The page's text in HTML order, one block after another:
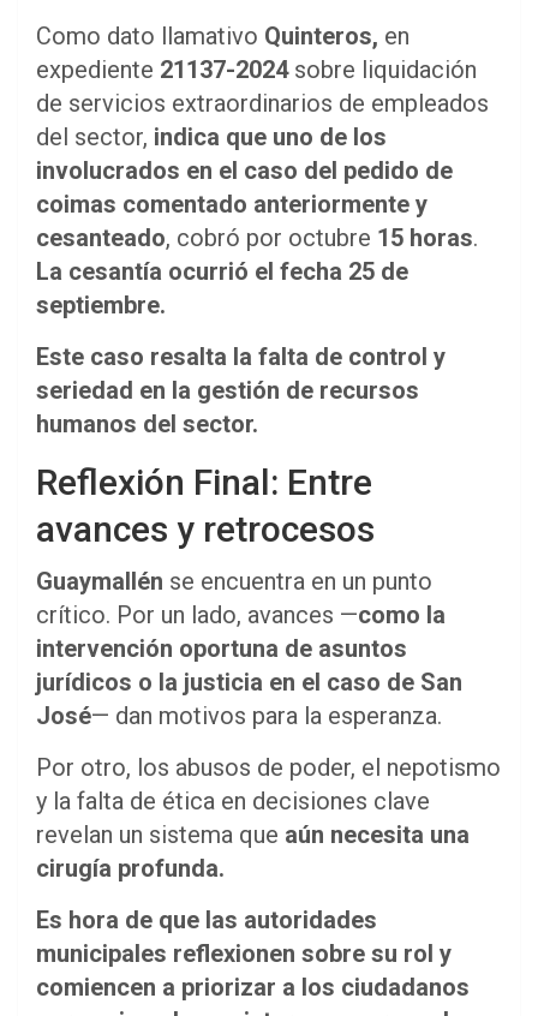
Como dato llamativo Quinteros, en
expediente 21137-2024sobre liquidación
de servicios extraordinarios de empleados
del sector, indica que uno de los
involucrados en el caso del pedido de
coimas comentado anteriormente y
cesanteado, cobró por octubre 15 horas.
La cesantía ocurrió el fecha 25 de
septiembre.
Este caso resalta la falta de control y
seriedad en la gestión de recursos
humanos del sector.
Reflexión Final: Entre
avances y retrocesos
Guaymallén se encuentra en un punto
crítico. Por un lado, avances —como la
intervención oportuna de asuntos
jurídicos o la justicia en el caso de San
José— dan motivos para la esperanza.
Por otro, los abusos de poder, el nepotismo
y la falta de ética en decisiones clave
revelan un sistema que aún necesita una
cirugía profunda.
Es hora de que las autoridades
municipales reflexionen sobre su rol y
comiencen a priorizar a los ciudadanos